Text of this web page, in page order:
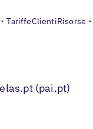
TariffeClientiRisorse
(pai.pt)